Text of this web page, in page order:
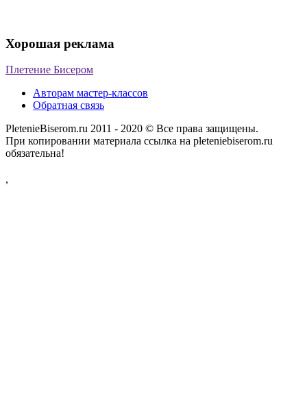
Хорошая реклама
Плетение Бисером
Авторам мастер-классов
Обратная связь
PletenieBiserom.ru 2011 - 2020 © Все права защищены.
При копировании материала ссылка на pleteniebiserom.ru
обязательна!
,